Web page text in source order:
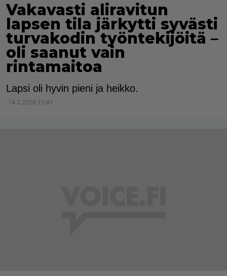
Vakavasti aliravitun
lapsen tila järkytti syvästi
turvakodin työntekijöitä –
oli saanut vain
rintamaitoa
Lapsi oli hyvin pieni ja heikko.
14.1.2026 15:41